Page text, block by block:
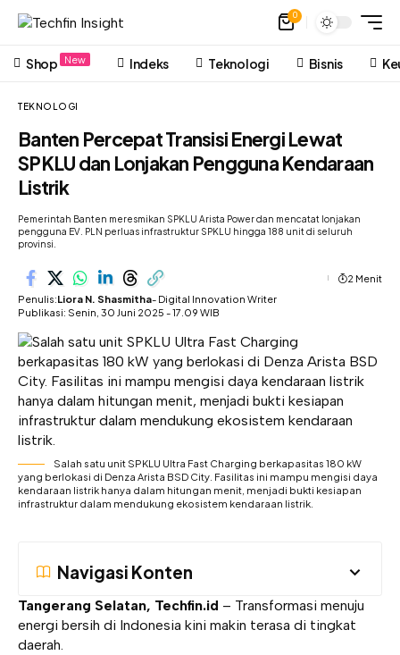
0
Shop New Indeks Teknologi Bisnis
TEKNOLOGI
Banten Percepat Transisi Energi Lewat
SPKLU dan Lonjakan Pengguna Kendaraan
Listrik
Pemerintah Banten meresmikan SPKLU Arista Power dan mencatat lonjakan
pengguna EV. PLN perluas infrastruktur SPKLU hingga 188 unit di seluruh
provinsi.
Penulis:Liora N. Shasmitha- Digital Innovation Writer
Publikasi: Senin, 30 Juni 2025 - 17.09 WIB
2 Menit
Salah satu unit SPKLU Ultra Fast Charging berkapasitas 180 kW
yang berlokasi di Denza Arista BSD City. Fasilitas ini mampu mengisi daya
kendaraan listrik hanya dalam hitungan menit, menjadi bukti kesiapan
infrastruktur dalam mendukung ekosistem kendaraan listrik.
Navigasi Konten
Tangerang Selatan, Techfin.id – Transformasi menuju
energi bersih di Indonesia kini makin terasa di tingkat
daerah.